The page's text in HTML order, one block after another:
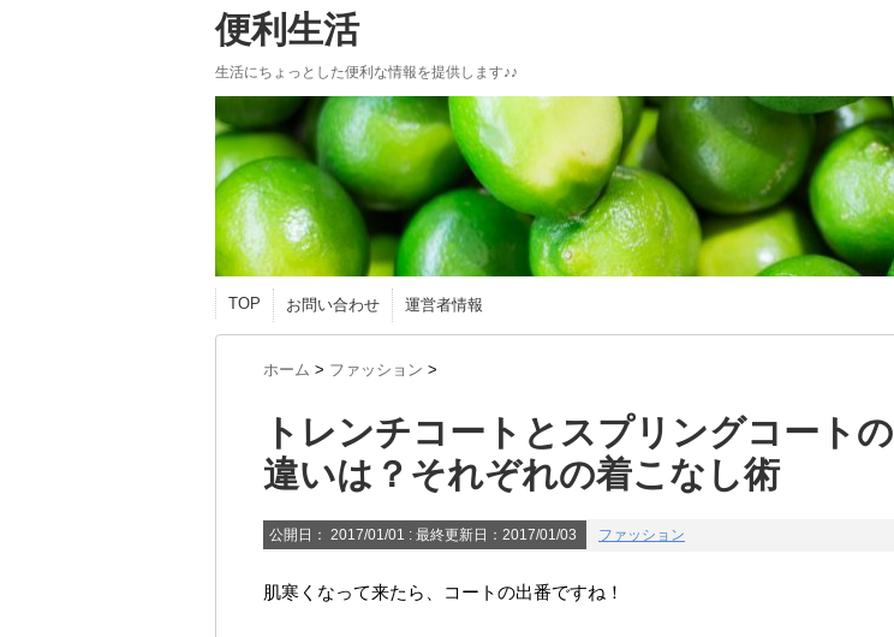
便利生活
生活にちょっとした便利な情報を提供します♪♪
TOP お問い合わせ 運営者情報
ホーム > ファッション >
トレンチコートとスプリングコートの
違いは？それぞれの着こなし術
公開日： 2017/01/01 : 最終更新日：2017/01/03 ファッション
肌寒くなって来たら、コートの出番ですね！